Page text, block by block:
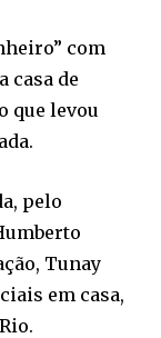
com
casa de
que levou
pelo
Tunay
em casa,